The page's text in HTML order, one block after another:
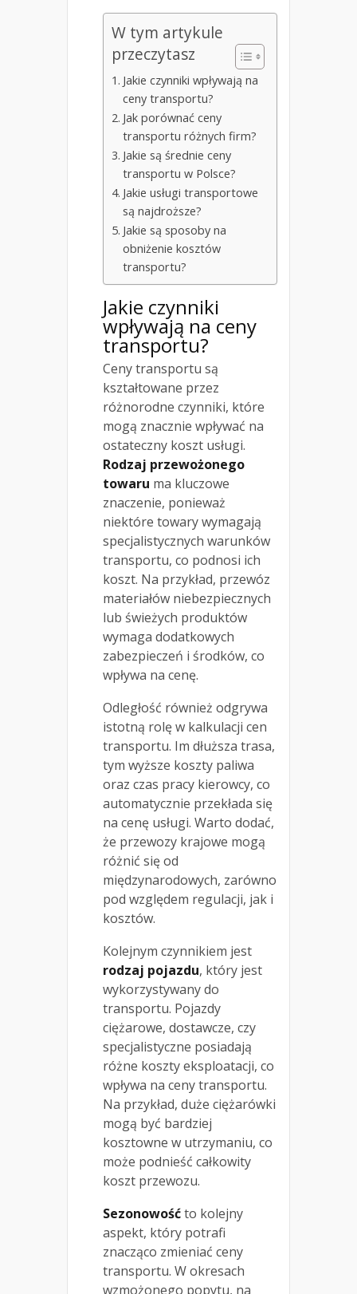
W tym artykule
przeczytasz
Jakie czynniki wpływają na
ceny transportu?
Jak porównać ceny
transportu różnych firm?
Jakie są średnie ceny
transportu w Polsce?
Jakie usługi transportowe
są najdroższe?
Jakie są sposoby na
obniżenie kosztów
transportu?
Jakie czynniki
wpływają na ceny
transportu?
Ceny transportu są
kształtowane przez
różnorodne czynniki, które
mogą znacznie wpływać na
ostateczny koszt usługi.
Rodzaj przewożonego
towaru ma kluczowe
znaczenie, ponieważ
niektóre towary wymagają
specjalistycznych warunków
transportu, co podnosi ich
koszt. Na przykład, przewóz
materiałów niebezpiecznych
lub świeżych produktów
wymaga dodatkowych
zabezpieczeń i środków, co
wpływa na cenę.
Odległość również odgrywa
istotną rolę w kalkulacji cen
transportu. Im dłuższa trasa,
tym wyższe koszty paliwa
oraz czas pracy kierowcy, co
automatycznie przekłada się
na cenę usługi. Warto dodać,
że przewozy krajowe mogą
różnić się od
międzynarodowych, zarówno
pod względem regulacji, jak i
kosztów.
Kolejnym czynnikiem jest
rodzaj pojazdu, który jest
wykorzystywany do
transportu. Pojazdy
ciężarowe, dostawcze, czy
specjalistyczne posiadają
różne koszty eksploatacji, co
wpływa na ceny transportu.
Na przykład, duże ciężarówki
mogą być bardziej
kosztowne w utrzymaniu, co
może podnieść całkowity
koszt przewozu.
Sezonowośćto kolejny
aspekt, który potrafi
znacząco zmieniać ceny
transportu. W okresach
wzmożonego popytu, na